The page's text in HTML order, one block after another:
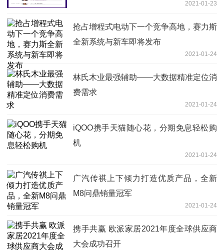
2021-01-23
抢占增程式电动下一个竞争高地，赛力斯
全新系统与新车即将发布
2021-01-24
林氏木业最强辅助——大数据精准定位消
费需求
2021-01-24
iQOO携手天猫随心花，分期免息轻松购
机
2021-01-24
广汽传祺上下倾力打造优质产品，全新
M8问鼎销量冠军
2021-01-24
携手共赢 欧派家居2021年度全球供应商
大会成功召开